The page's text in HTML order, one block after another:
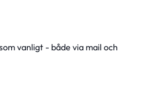
vanligt - både via mail och